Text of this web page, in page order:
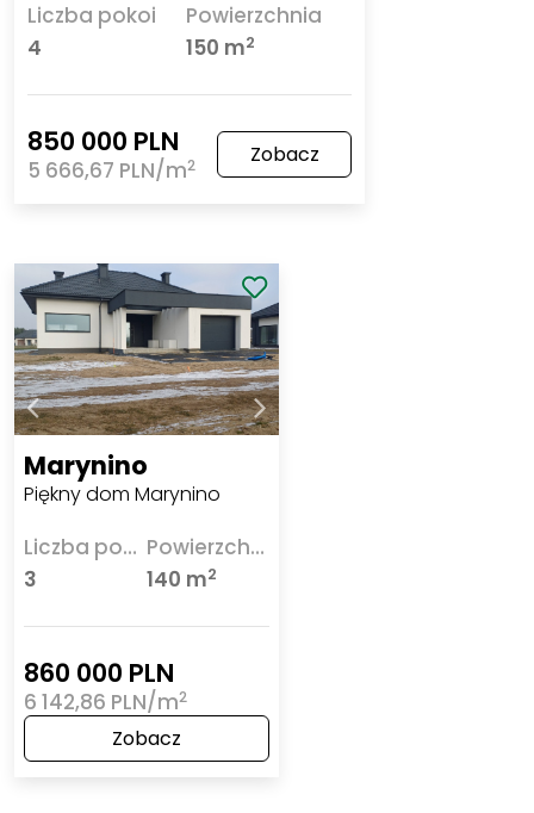
Liczba pokoi
4
Powierzchnia
150 m2
850 000 PLN
5 666,67 PLN/m2 Zobacz
Marynino
Piękny dom Marynino
Liczba pokoi
3
Powierzchnia
140 m2
860 000 PLN
6 142,86 PLN/m2
Zobacz